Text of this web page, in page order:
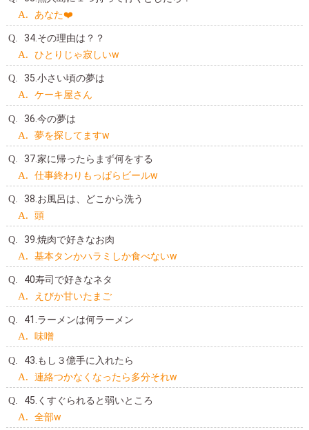
あなた❤️
34.その理由は？？
ひとりじゃ寂しいw
35.小さい頃の夢は
ケーキ屋さん
36.今の夢は
夢を探してますw
37.家に帰ったらまず何をする
仕事終わりもっぱらビールw
38.お風呂は、どこから洗う
頭
39.焼肉で好きなお肉
基本タンかハラミしか食べないw
40寿司で好きなネタ
えびか甘いたまご
41.ラーメンは何ラーメン
味噌
43.もし３億手に入れたら
連絡つかなくなったら多分それw
45.くすぐられると弱いところ
全部w